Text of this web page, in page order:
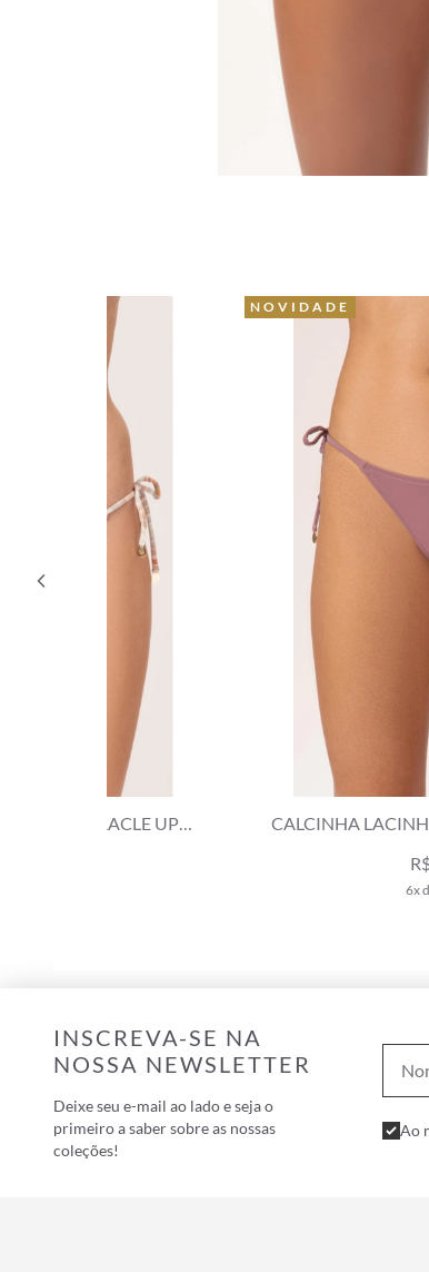
CALCINHA LACINHO MINI
NOVIDADE
INSCREVA-SE NA
NOSSA NEWSLETTER
Deixe seu e-mail ao lado e seja o
primeiro a saber sobre as nossas
coleções!
Ao